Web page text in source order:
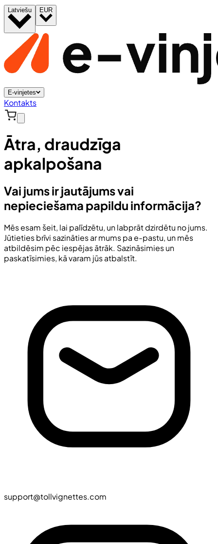
Latviešu EUR
E-vinjetes
Kontakts
Ātra, draudzīga
apkalpošana
Vai jums ir jautājums vai
nepieciešama papildu informācija?
Mēs esam šeit, lai palīdzētu, un labprāt dzirdētu no jums.
Jūtieties brīvi sazināties ar mums pa e-pastu, un mēs
atbildēsim pēc iespējas ātrāk. Sazināsimies un
paskatīsimies, kā varam jūs atbalstīt.
support@tollvignettes.com